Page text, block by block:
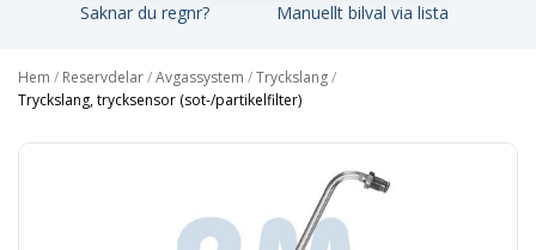
Saknar du regnr? Manuellt bilval via lista
Hem / Reservdelar/Avgassystem /Tryckslang/
Tryckslang, trycksensor (sot-/partikelfilter)